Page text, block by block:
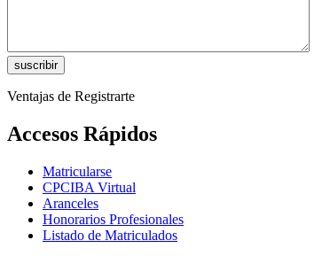
Ventajas de Registrarte
Accesos Rápidos
Matricularse
CPCIBA Virtual
Aranceles
Honorarios Profesionales
Listado de Matriculados